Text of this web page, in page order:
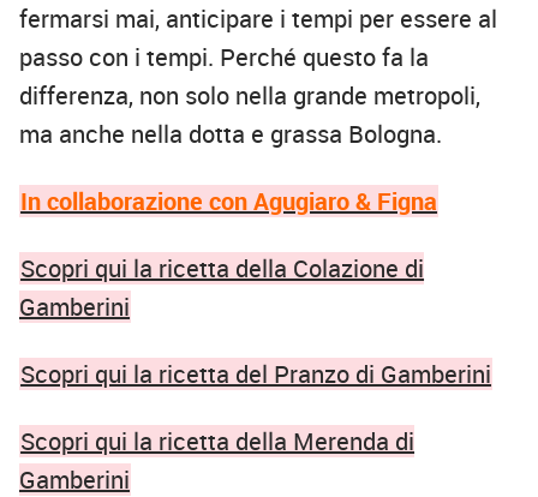
fermarsi mai, anticipare i tempi per essere al
passo con i tempi. Perché questo fa la
differenza, non solo nella grande metropoli,
ma anche nella dotta e grassa Bologna.
In collaborazione con Agugiaro & Figna
Scopri qui la ricetta della Colazione di
Gamberini
Scopri qui la ricetta del Pranzo di Gamberini
Scopri qui la ricetta della Merenda di
Gamberini